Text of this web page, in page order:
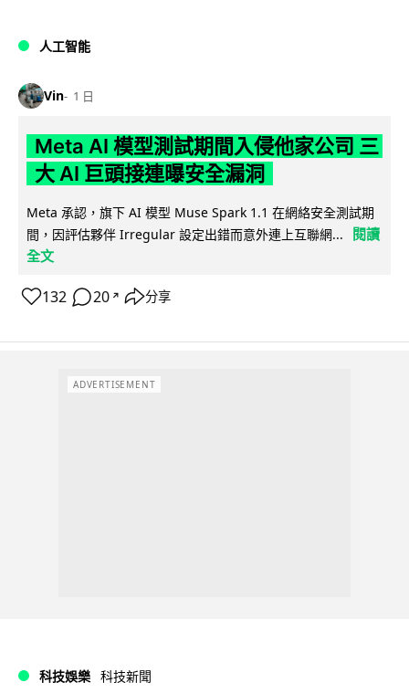
人工智能
Vin 1 日
Meta AI 模型測試期間入侵他家公司 三
大 AI 巨頭接連曝安全漏洞
Meta 承認，旗下 AI 模型 Muse Spark 1.1 在網絡安全測試期
間，因評估夥伴 Irregular 設定出錯而意外連上互聯網...
閱讀
全文
132 20 ↗ 分享
ADVERTISEMENT
科技娛樂 科技新聞